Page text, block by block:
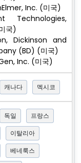
Inc. (미국)
Technologies,
국)
Dickinson and
(BD) (미국)
Inc. (미국)
캐나다 멕시코
독일
프랑스
이탈리아
베네룩스